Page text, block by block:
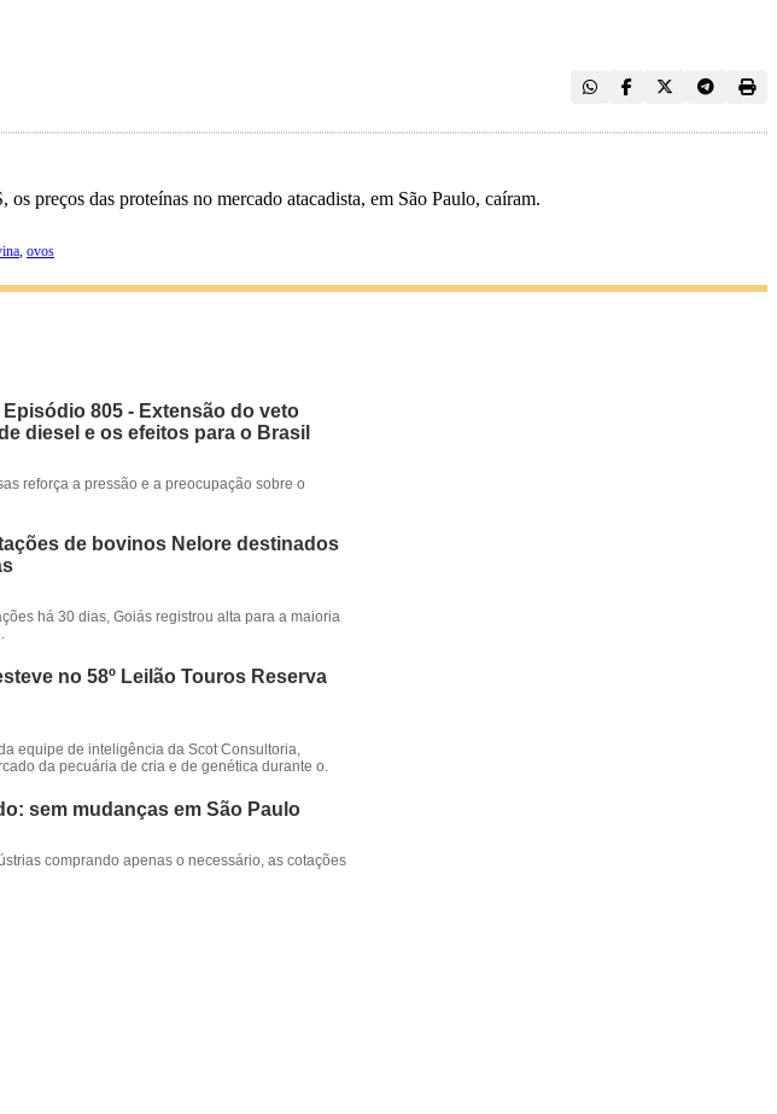
preços das proteínas no mercado atacadista, em São Paulo, caíram.
, ovos
805 - Extensão do veto
diesel e os efeitos para o Brasil
reforça a pressão e a preocupação sobre o
de bovinos Nelore destinados
há 30 dias, Goiás registrou alta para a maioria
no 58º Leilão Touros Reserva
equipe de inteligência da Scot Consultoria,
da pecuária de cria e de genética durante o.
sem mudanças em São Paulo
comprando apenas o necessário, as cotações